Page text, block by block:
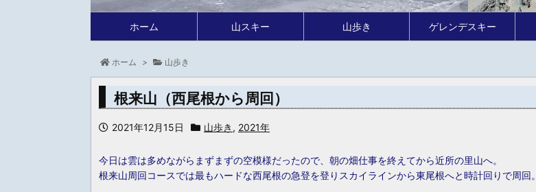
ホーム 山スキー 山歩き ゲレンデスキー
ホーム > 山歩き
根来山（西尾根から周回）
2021年12月15日 山歩き , 2021年
今日は雲は多めながらまずまずの空模様だったので、朝の畑仕事を終えてから近所の里山へ。
根来山周回コースでは最もハードな西尾根の急登を登りスカイラインから東尾根へと時計回りで周回。